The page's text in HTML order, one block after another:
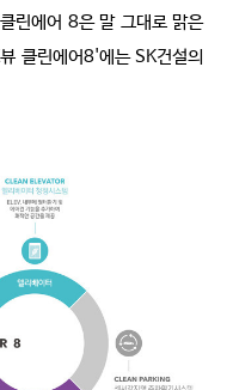
린에어 8은 말 그대로 맑은
클린에어8'에는 SK건설의